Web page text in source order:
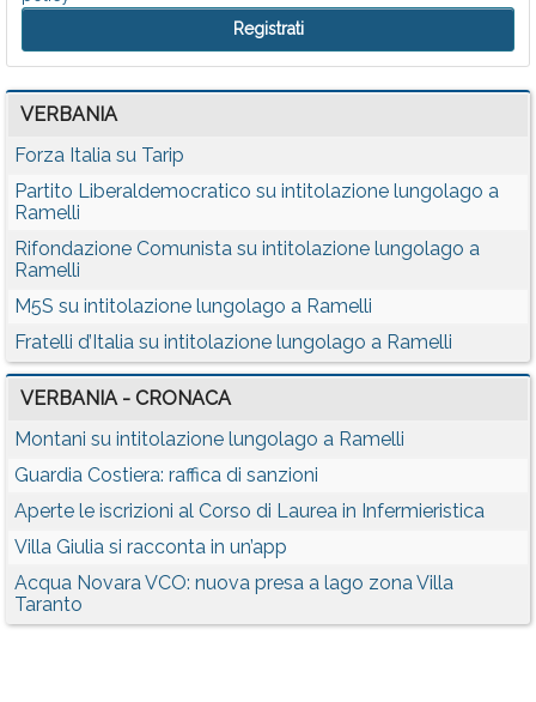
VERBANIA
Forza Italia su Tarip
Partito Liberaldemocratico su intitolazione lungolago a
Ramelli
Rifondazione Comunista su intitolazione lungolago a
Ramelli
M5S su intitolazione lungolago a Ramelli
Fratelli d’Italia su intitolazione lungolago a Ramelli
VERBANIA - CRONACA
Montani su intitolazione lungolago a Ramelli
Guardia Costiera: raffica di sanzioni
Aperte le iscrizioni al Corso di Laurea in Infermieristica
Villa Giulia si racconta in un’app
Acqua Novara VCO: nuova presa a lago zona Villa
Taranto